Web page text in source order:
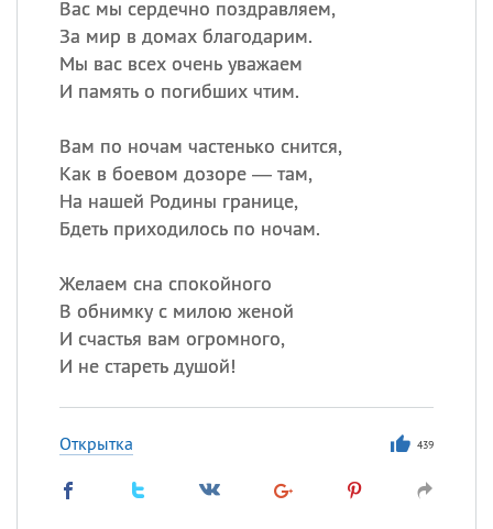
Вас мы сердечно поздравляем,
За мир в домах благодарим.
Мы вас всех очень уважаем
И память о погибших чтим.
Вам по ночам частенько снится,
Как в боевом дозоре — там,
На нашей Родины границе,
Бдеть приходилось по ночам.
Желаем сна спокойного
В обнимку с милою женой
И счастья вам огромного,
И не стареть душой!
Открытка 439